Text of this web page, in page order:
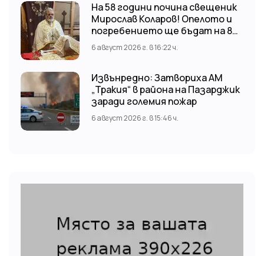
На 58 години почина свещеник
Мирослав Коларов! Опелото и
погребението ще бъдат на 8
август (събота) от 11:00 часа в
храм “Св. Св. Козма и Дамян”, гр.
6 август 2026 г. в 16:22 ч.
Извънредно: Затвориха АМ
„Тракия“ в района на Пазарджик
заради големия пожар
6 август 2026 г. в 15:46 ч.